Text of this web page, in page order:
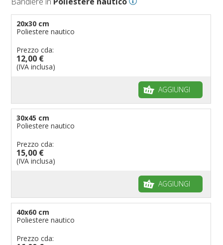
Bandiere per eventi religiosi
Bandiere per ambasciate
Bandiere per riserve naturali e parchi
Bandiere per musicisti
pennoni per bandiere
20x30 cm
Poliestere nautico
Prezzo cda:
12,00 €
(IVA inclusa)
AGGIUNGI
30x45 cm
Poliestere nautico
Prezzo cda:
15,00 €
(IVA inclusa)
AGGIUNGI
40x60 cm
Poliestere nautico
Prezzo cda: